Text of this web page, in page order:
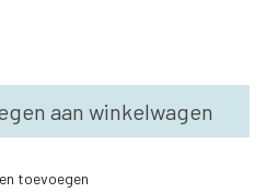
aan winkelwagen
toevoegen